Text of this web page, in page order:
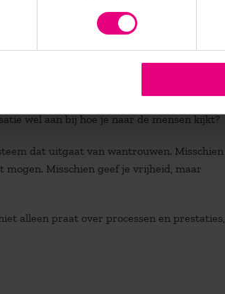
doelen bepaalt, en of de belofte van wat
namelijk ook altijd samen met
wel aan bij hoe je naar de mensen kijkt?
dat uitgaat van wantrouwen. Misschien
Misschien geef je vrijheid, maar
alleen praat over processen en prestaties,